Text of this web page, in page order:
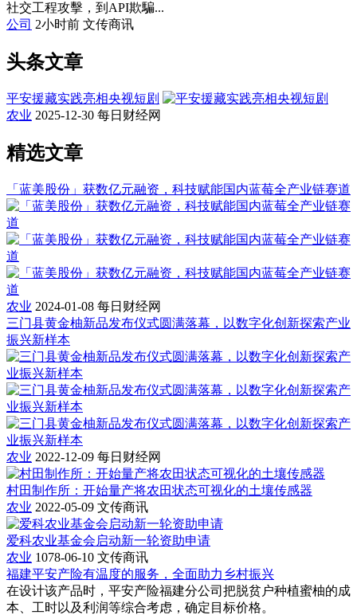
社交工程攻擊，到API欺騙...
公司 2小时前 文传商讯
头条文章
平安援藏实践亮相央视短剧
农业 2025-12-30 每日财经网
精选文章
「蓝美股份」获数亿元融资，科技赋能国内蓝莓全产业链赛道
农业 2024-01-08 每日财经网
三门县黄金柚新品发布仪式圆满落幕，以数字化创新探索产业
振兴新样本
农业 2022-12-09 每日财经网
村田制作所：开始量产将农田状态可视化的土壤传感器
农业 2022-05-09 文传商讯
爱科农业基金会启动新一轮资助申请
农业 1078-06-10 文传商讯
福建平安产险有温度的服务，全面助力乡村振兴
在设计该产品时，平安产险福建分公司把脱贫户种植蜜柚的成
本、工时以及利润等综合考虑，确定目标价格。